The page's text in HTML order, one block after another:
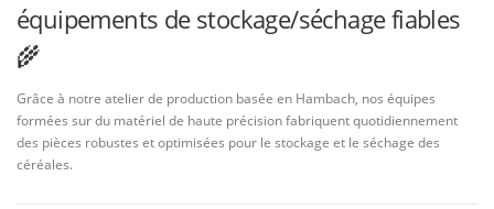
équipements de stockage/séchage fiables
🌾
Grâce à notre atelier de production basée en Hambach, nos équipes
formées sur du matériel de haute précision fabriquent quotidiennement
des pièces robustes et optimisées pour le stockage et le séchage des
céréales.